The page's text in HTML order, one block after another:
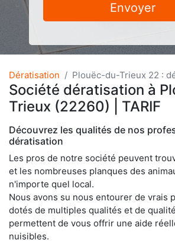
Envoyer
Dératisation Plouëc-du-Trieux 22 :
Société dératisation à
Trieux (22260) | TARIF
Découvrez les qualités de nos
dératisation
Les pros de notre société peuvent
et les nombreuses planques des
n'importe quel local.
Nous avons su nous entourer de vrais
dotés de multiples qualités et de
permettent de vous offrir une aide
nuisibles.